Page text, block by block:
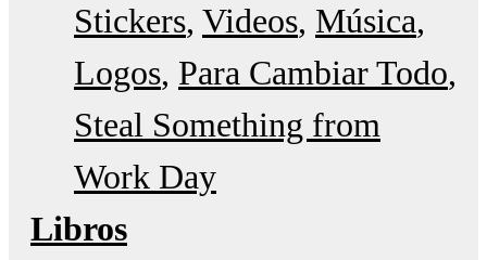
Stickers Videos Música
Logos Para Cambiar Todo
Steal Something from
Work Day
Libros